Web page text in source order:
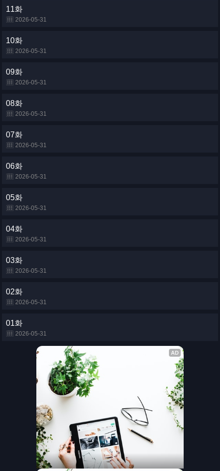
11화
2026-05-31
10화
2026-05-31
09화
2026-05-31
08화
2026-05-31
07화
2026-05-31
06화
2026-05-31
05화
2026-05-31
04화
2026-05-31
03화
2026-05-31
02화
2026-05-31
01화
2026-05-31